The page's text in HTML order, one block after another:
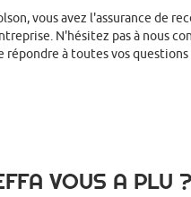
vous avez l'assurance de
N'hésitez pas à nous
à toutes vos
VOUS A PLU